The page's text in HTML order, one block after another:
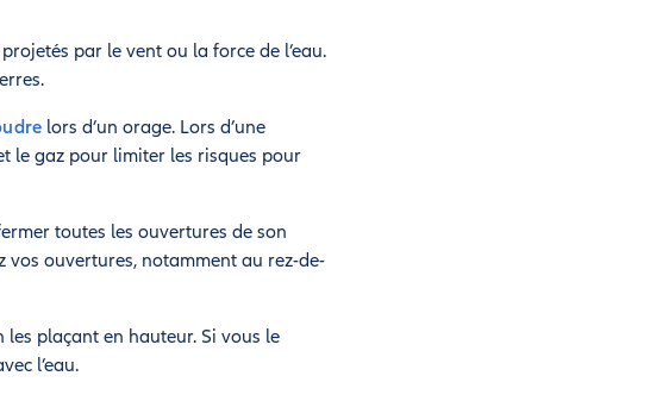
par le vent ou la force de l’eau.
lors d’un orage. Lors d’une
le gaz pour limiter les risques pour
toutes les ouvertures de son
vos ouvertures, notamment au rez-de-
plaçant en hauteur. Si vous le
l’eau.